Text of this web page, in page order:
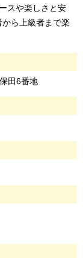
スや楽しさと安
ら上級者まで楽
田6番地